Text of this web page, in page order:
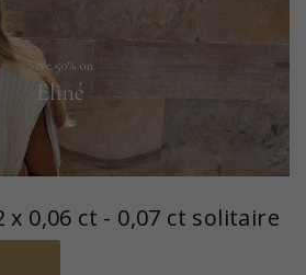
0,06 ct - 0,07 ct solitaire